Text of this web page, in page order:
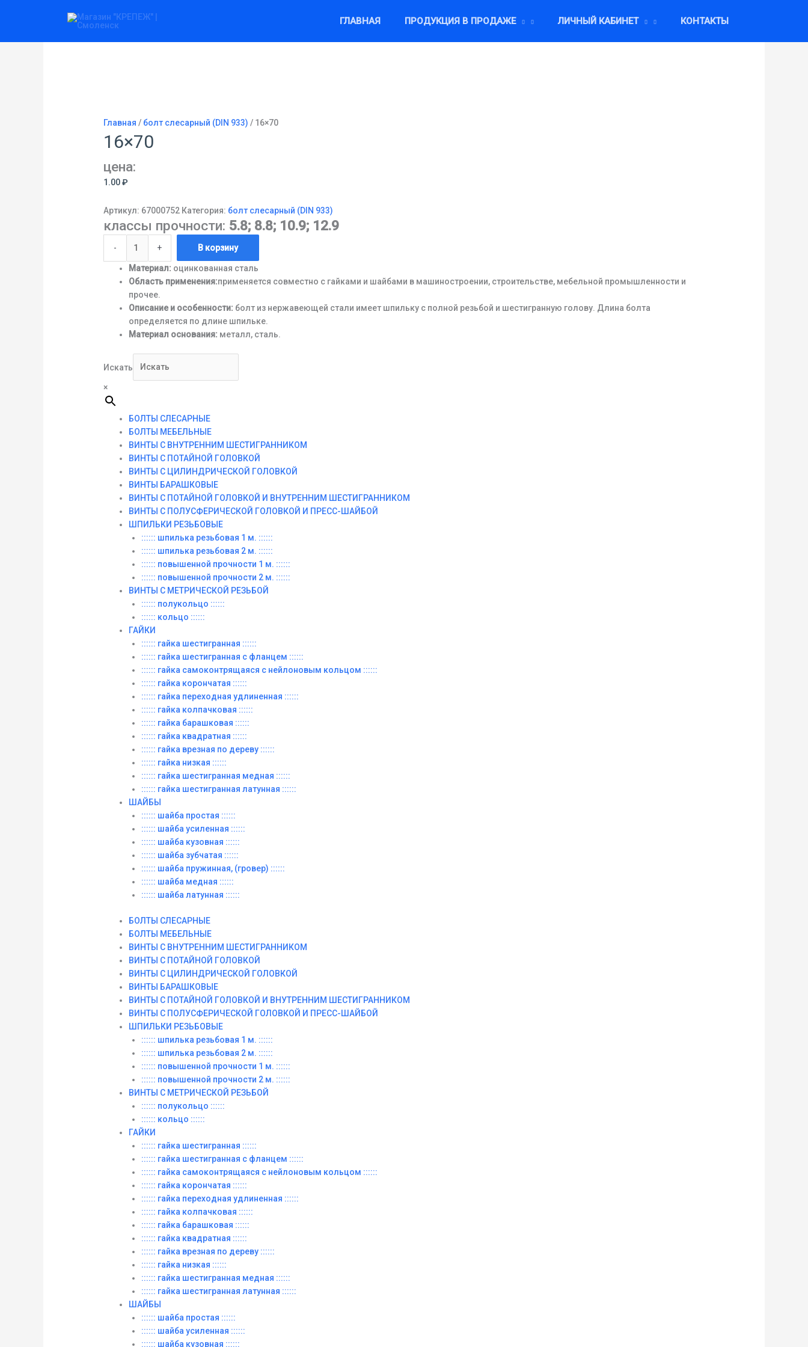
ГЛАВНАЯ ПРОДУКЦИЯ В ПРОДАЖЕ ЛИЧНЫЙ КАБИНЕТ КОНТАКТЫ
Главная / болт слесарный (DIN 933) / 16×70
16×70
цена:
1.00₽
Артикул: 67000752 Категория: болт слесарный (DIN 933)
классы прочности: 5.8; 8.8; 10.9; 12.9
-
товара
+ В корзину
Материал: оцинкованная сталь
Область применения:применяется совместно с гайками и шайбами в машиностроении, строительстве, мебельной промышленности и
прочее.
Описание и особенности: болт из нержавеющей стали имеет шпильку с полной резьбой и шестигранную голову. Длина болта
определяется по длине шпильке.
Материал основания: металл, сталь.
Искать
×
БОЛТЫ СЛЕСАРНЫЕ
БОЛТЫ МЕБЕЛЬНЫЕ
ВИНТЫ С ВНУТРЕННИМ ШЕСТИГРАННИКОМ
ВИНТЫ С ПОТАЙНОЙ ГОЛОВКОЙ
ВИНТЫ С ЦИЛИНДРИЧЕСКОЙ ГОЛОВКОЙ
ВИНТЫ БАРАШКОВЫЕ
ВИНТЫ С ПОТАЙНОЙ ГОЛОВКОЙ И ВНУТРЕННИМ ШЕСТИГРАННИКОМ
ВИНТЫ С ПОЛУСФЕРИЧЕСКОЙ ГОЛОВКОЙ И ПРЕСС-ШАЙБОЙ
ШПИЛЬКИ РЕЗЬБОВЫЕ
:::::: шпилька резьбовая 1 м. ::::::
:::::: шпилька резьбовая 2 м. ::::::
:::::: повышенной прочности 1 м. ::::::
:::::: повышенной прочности 2 м. ::::::
ВИНТЫ C МЕТРИЧЕСКОЙ РЕЗЬБОЙ
:::::: полукольцо ::::::
:::::: кольцо ::::::
ГАЙКИ
:::::: гайка шестигранная ::::::
:::::: гайка шестигранная с фланцем ::::::
:::::: гайка самоконтрящаяся с нейлоновым кольцом ::::::
:::::: гайка корончатая ::::::
:::::: гайка переходная удлиненная ::::::
:::::: гайка колпачковая ::::::
:::::: гайка барашковая ::::::
:::::: гайка квадратная ::::::
:::::: гайка врезная по дереву ::::::
:::::: гайка низкая ::::::
:::::: гайка шестигранная медная ::::::
:::::: гайка шестигранная латунная ::::::
ШАЙБЫ
:::::: шайба простая ::::::
:::::: шайба усиленная ::::::
:::::: шайба кузовная ::::::
:::::: шайба зубчатая ::::::
:::::: шайба пружинная, (гровер) ::::::
:::::: шайба медная ::::::
:::::: шайба латунная ::::::
БОЛТЫ СЛЕСАРНЫЕ
БОЛТЫ МЕБЕЛЬНЫЕ
ВИНТЫ С ВНУТРЕННИМ ШЕСТИГРАННИКОМ
ВИНТЫ С ПОТАЙНОЙ ГОЛОВКОЙ
ВИНТЫ С ЦИЛИНДРИЧЕСКОЙ ГОЛОВКОЙ
ВИНТЫ БАРАШКОВЫЕ
ВИНТЫ С ПОТАЙНОЙ ГОЛОВКОЙ И ВНУТРЕННИМ ШЕСТИГРАННИКОМ
ВИНТЫ С ПОЛУСФЕРИЧЕСКОЙ ГОЛОВКОЙ И ПРЕСС-ШАЙБОЙ
ШПИЛЬКИ РЕЗЬБОВЫЕ
:::::: шпилька резьбовая 1 м. ::::::
:::::: шпилька резьбовая 2 м. ::::::
:::::: повышенной прочности 1 м. ::::::
:::::: повышенной прочности 2 м. ::::::
ВИНТЫ C МЕТРИЧЕСКОЙ РЕЗЬБОЙ
:::::: полукольцо ::::::
:::::: кольцо ::::::
ГАЙКИ
:::::: гайка шестигранная ::::::
:::::: гайка шестигранная с фланцем ::::::
:::::: гайка самоконтрящаяся с нейлоновым кольцом ::::::
:::::: гайка корончатая ::::::
:::::: гайка переходная удлиненная ::::::
:::::: гайка колпачковая ::::::
:::::: гайка барашковая ::::::
:::::: гайка квадратная ::::::
:::::: гайка врезная по дереву ::::::
:::::: гайка низкая ::::::
:::::: гайка шестигранная медная ::::::
:::::: гайка шестигранная латунная ::::::
ШАЙБЫ
:::::: шайба простая ::::::
:::::: шайба усиленная ::::::
:::::: шайба кузовная ::::::